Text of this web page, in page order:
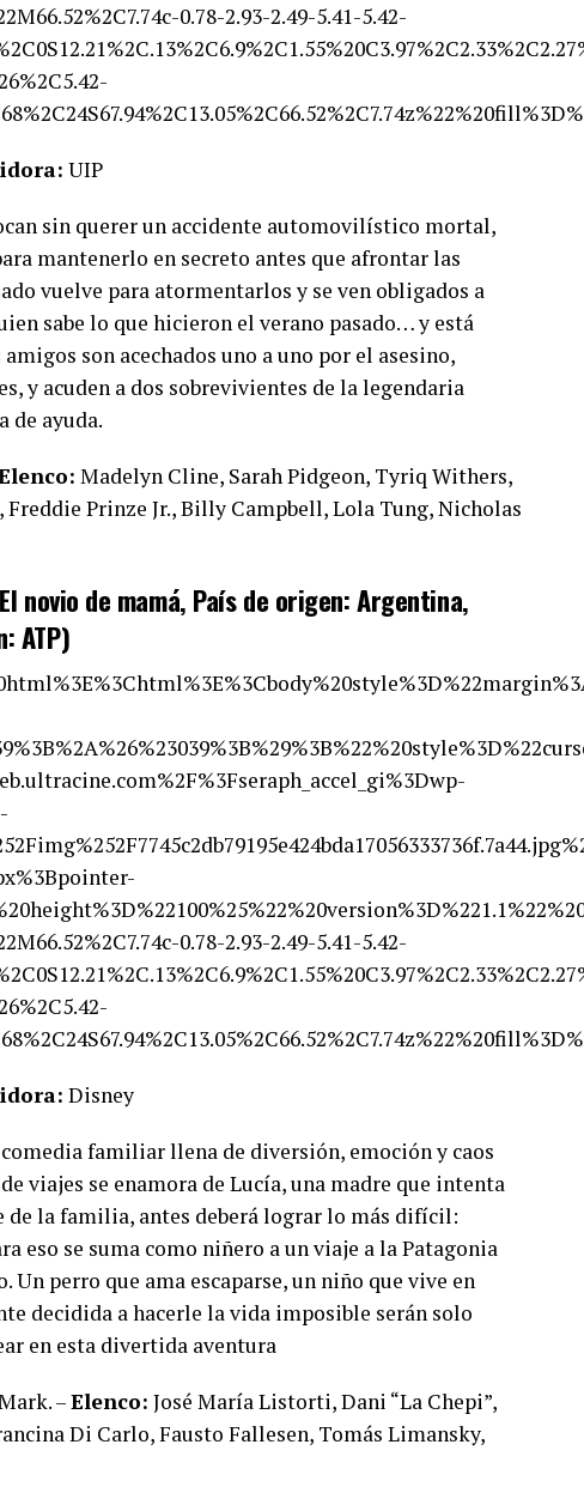
0.78-2.93-2.49-5.41-5.42-
UIP
sin querer un accidente automovilístico mortal,
mantenerlo en secreto antes que afrontar las
vuelve para atormentarlos y se ven obligados a
sabe lo que hicieron el verano pasado… y está
son acechados uno a uno por el asesino,
y acuden a dos sobrevivientes de la legendaria
de ayuda.
Madelyn Cline, Sarah Pidgeon, Tyriq Withers,
Freddie Prinze Jr., Billy Campbell, Lola Tung, Nicholas
novio de mamá, País de origen: Argentina,
ATP)
0.78-2.93-2.49-5.41-5.42-
Disney
comedia familiar llena de diversión, emoción y caos
viajes se enamora de Lucía, una madre que intenta
de la familia, antes deberá lograr lo más difícil:
eso se suma como niñero a un viaje a la Patagonia
Un perro que ama escaparse, un niño que vive en
decidida a hacerle la vida imposible serán solo
en esta divertida aventura
–Elenco: José María Listorti, Dani “La Chepi”,
Di Carlo, Fausto Fallesen, Tomás Limansky,